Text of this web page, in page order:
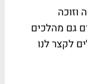
גם מהלכים
לקצר לנו